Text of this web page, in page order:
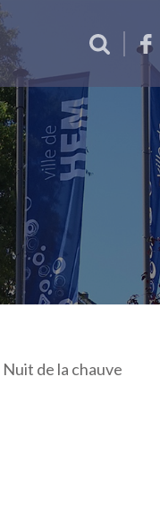
Nuit de la chauve